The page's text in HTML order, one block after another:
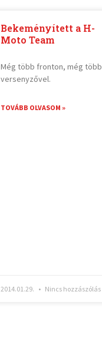
Bekeményített a H-
Moto Team
Még több fronton, még több
versenyzővel.
TOVÁBB OLVASOM »
2014.01.29. Nincs hozzászólás